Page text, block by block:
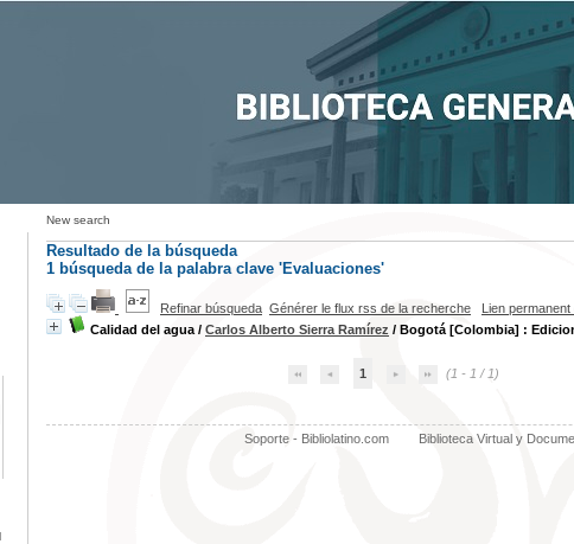
New search
Resultado de la búsqueda
1 búsqueda de la palabra clave 'Evaluaciones'
Refinar búsqueda Générer le flux rss de la recherche Lien
Calidad del agua / Carlos Alberto Sierra Ramírez / Bogotá [Colombia] :
1 (1 - 1 / 1)
Soporte - Bibliolatino.com Biblioteca Virtual y